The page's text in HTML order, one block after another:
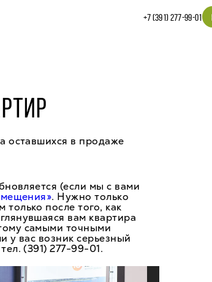
+7 (391) 277‒99‒01
оставшихся в продаже
(если мы с вами
. Нужно только
после того, как
вам квартира
самыми точными
у вас возник серьезный
(391) 277-99-01.